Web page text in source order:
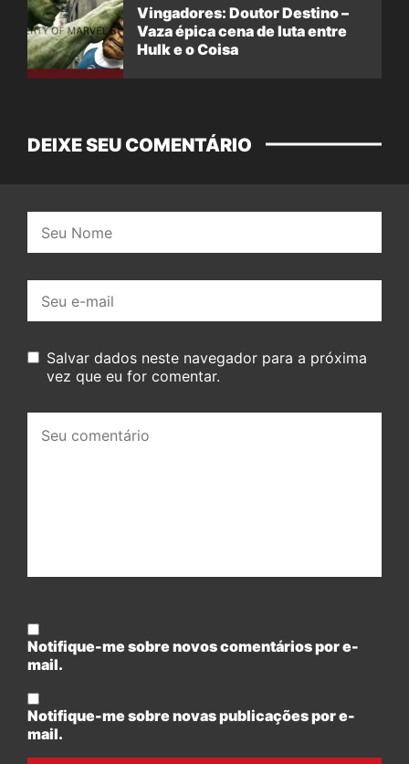
Vingadores: Doutor Destino –
Vaza épica cena de luta entre
Hulk e o Coisa
DEIXE SEU COMENTÁRIO
mail:
Salvar dados neste navegador para a próxima
vez que eu for comentar.
comentário:
Notifique-me sobre novos comentários por e-
mail.
Notifique-me sobre novas publicações por e-
mail.